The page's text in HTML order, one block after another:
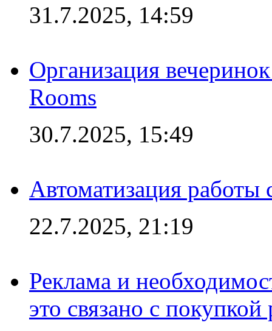
31.7.2025, 14:59
Организация
Rooms
30.7.2025, 15:49
Автоматизация работы
22.7.2025, 21:19
Реклама и
это связано с покупкой